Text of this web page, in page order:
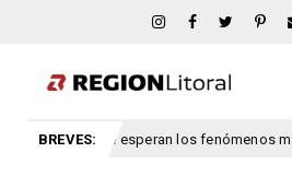
BREVES:
cuándo se esperan los fenómenos más